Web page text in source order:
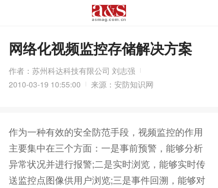
网络化视频监控存储解决方案
作者：苏州科达科技有限公司 刘志强
2010-03-19 10:55:00
来源：安防知识网
作为一种有效的安全防范手段，视频监控的作用
主要集中在三个方面：一是事前预警，能够分析
异常状况并进行报警;二是实时浏览，能够实时传
送监控点图像供用户浏览;三是事件回溯，能够对